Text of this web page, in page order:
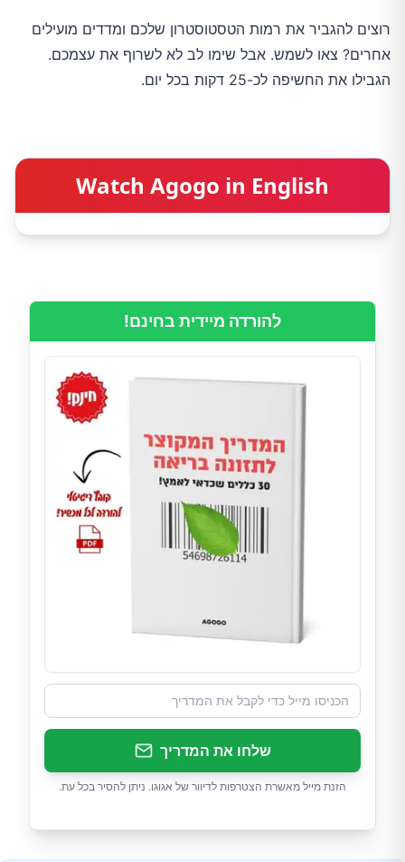
רוצים להגביר את רמות הטסטוסטרון שלכם ומדדים מועילים
אחרים? צאו לשמש. אבל שימו לב לא לשרוף את עצמכם.
הגבילו את החשיפה לכ-25 דקות בכל יום.
Watch Agogo in English
להורדה מיידית בחינם!
שלחו את המדריך
הזנת מייל מאשרת הצטרפות לדיוור של אגוגו. ניתן להסיר בכל עת.